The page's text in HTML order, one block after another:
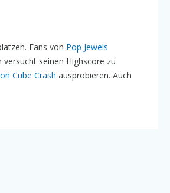
Fans von Pop Jewels
seinen Highscore zu
Cube Crash ausprobieren. Auch